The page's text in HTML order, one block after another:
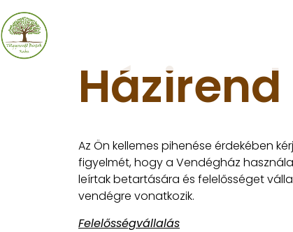
Házirend
Az Ön kellemes pihenése érdekében
figyelmét, hogy a Vendégház
leírtak betartására és felelősséget
vendégre vonatkozik.
Felelősségvállalás